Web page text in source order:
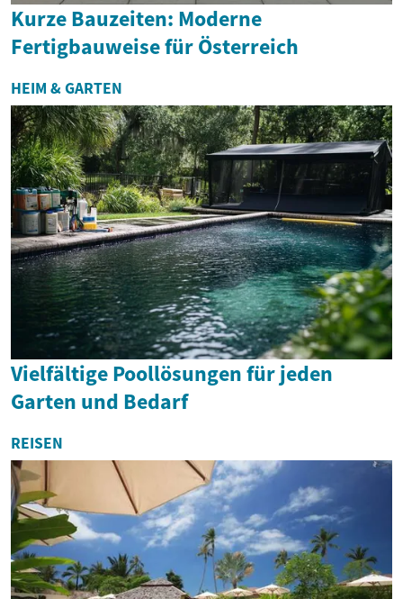
Kurze Bauzeiten: Moderne
Fertigbauweise für Österreich
HEIM & GARTEN
Vielfältige Poollösungen für jeden
Garten und Bedarf
REISEN